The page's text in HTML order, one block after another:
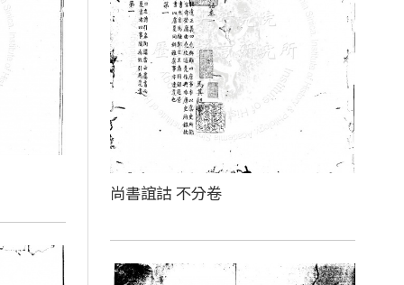
尚書誼詁 不分卷